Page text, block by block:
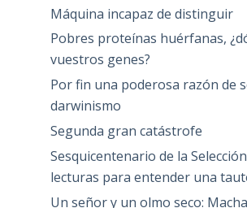
Máquina incapaz de distinguir
Pobres proteínas huérfanas,
vuestros genes?
Por fin una poderosa razón de
darwinismo
Segunda gran catástrofe
Sesquicentenario de la
lecturas para entender una
Un señor y un olmo seco: